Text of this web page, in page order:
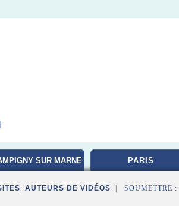
SUR MARNE PARIS
, AUTEURS DE VIDÉOS | SOUMETTRE :